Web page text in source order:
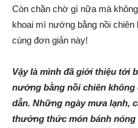
Còn chần chờ gì nữa mà
khoai mì nướng bằng nồi
cùng đơn giản này!
Vậy là mình đã giới thiệu tới
nướng bằng nồi chiên
dẫn. Những ngày mưa lạnh,
thưởng thức món bánh